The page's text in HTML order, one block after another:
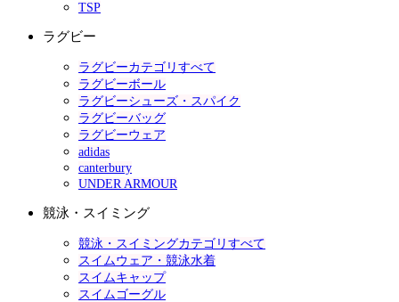
TSP
ラグビー
ラグビーカテゴリすべて
ラグビーボール
ラグビーシューズ・スパイク
ラグビーバッグ
ラグビーウェア
adidas
canterbury
UNDER ARMOUR
競泳・スイミング
競泳・スイミングカテゴリすべて
スイムウェア・競泳水着
スイムキャップ
スイムゴーグル